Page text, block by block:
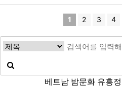
1 2 3 4
베트남 밤문화 유흥